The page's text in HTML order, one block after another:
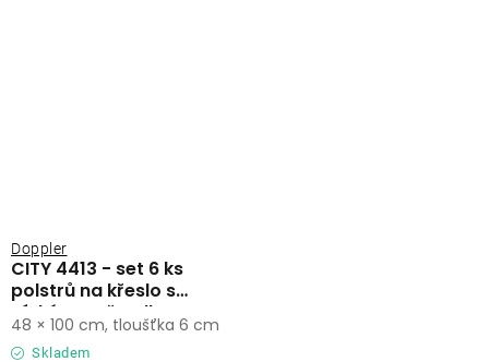
CITY 4413 - set 6 ks
polstrů na křeslo s
nízkým opěradlem
Doppler
Skladem
48 × 100 cm, tloušťka 6 cm